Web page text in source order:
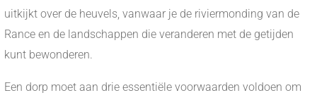
uitkijkt over de heuvels, vanwaar je de riviermonding van de
Rance en de landschappen die veranderen met de getijden
kunt bewonderen.
Een dorp moet aan drie essentiële voorwaarden voldoen om